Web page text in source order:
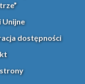
Unijne
dostępności